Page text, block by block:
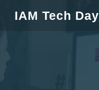
paraIAM Tech Day